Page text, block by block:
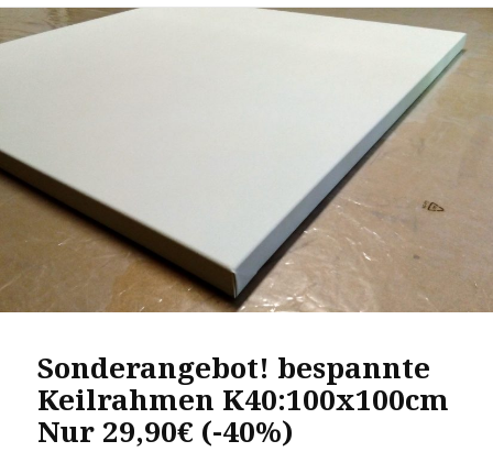
Sonderangebot! bespannte
Keilrahmen K40:100x100cm
Nur 29,90€ (-40%)